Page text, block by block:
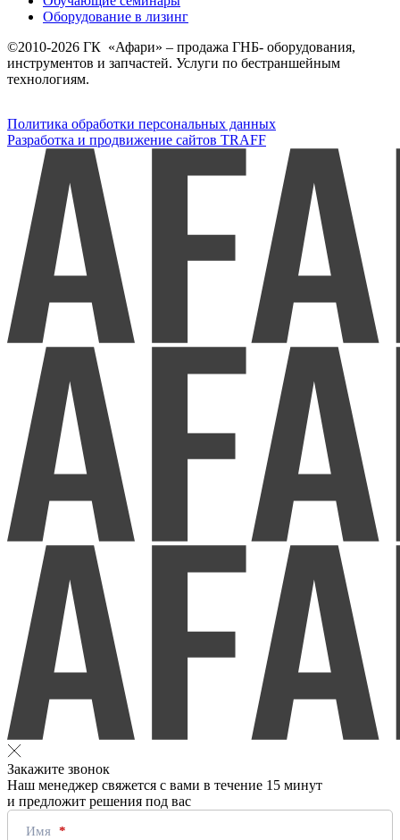
Оборудование в лизинг
©2010-2026 ГК «Афари» – продажа ГНБ- оборудования,
инструментов и запчастей. Услуги по бестраншейным
технологиям.
Политика обработки персональных данных
Разработка и продвижение сайтов TRAFF
Закажите звонок
Наш менеджер свяжется с вами в течение 15 минут
и предложит решения под вас
Имя